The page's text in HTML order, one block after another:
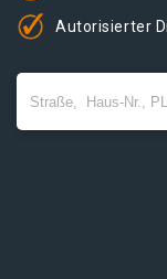
Autorisierter